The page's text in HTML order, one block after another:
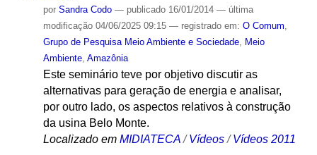
por Sandra Codo — publicado16/01/2014 — última
modificação04/06/2025 09:15 — registrado em: O Comum
Grupo de Pesquisa Meio Ambiente e Sociedade,
Meio
Ambiente, Amazônia
Este seminário teve por objetivo discutir as
alternativas para geração de energia e analisar,
por outro lado, os aspectos relativos à construção
da usina Belo Monte.
Localizado em MIDIATECA /Vídeos /Vídeos 2011